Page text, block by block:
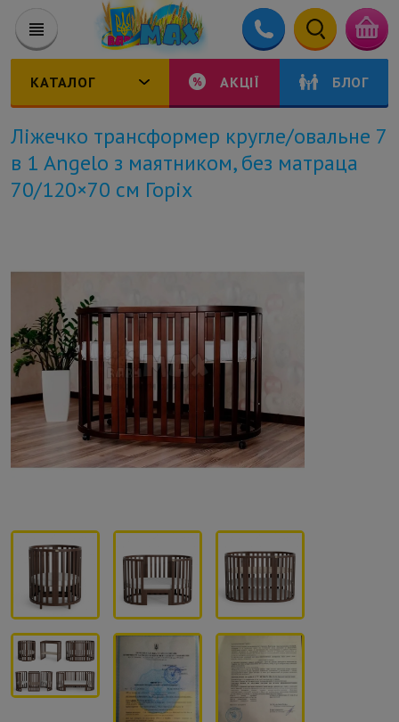
КАТАЛОГ АКЦІЇ БЛОГ
Ліжечко трансформер кругле/овальне 7
в 1 Angelo з маятником, без матраца
70/120×70 см Горіх